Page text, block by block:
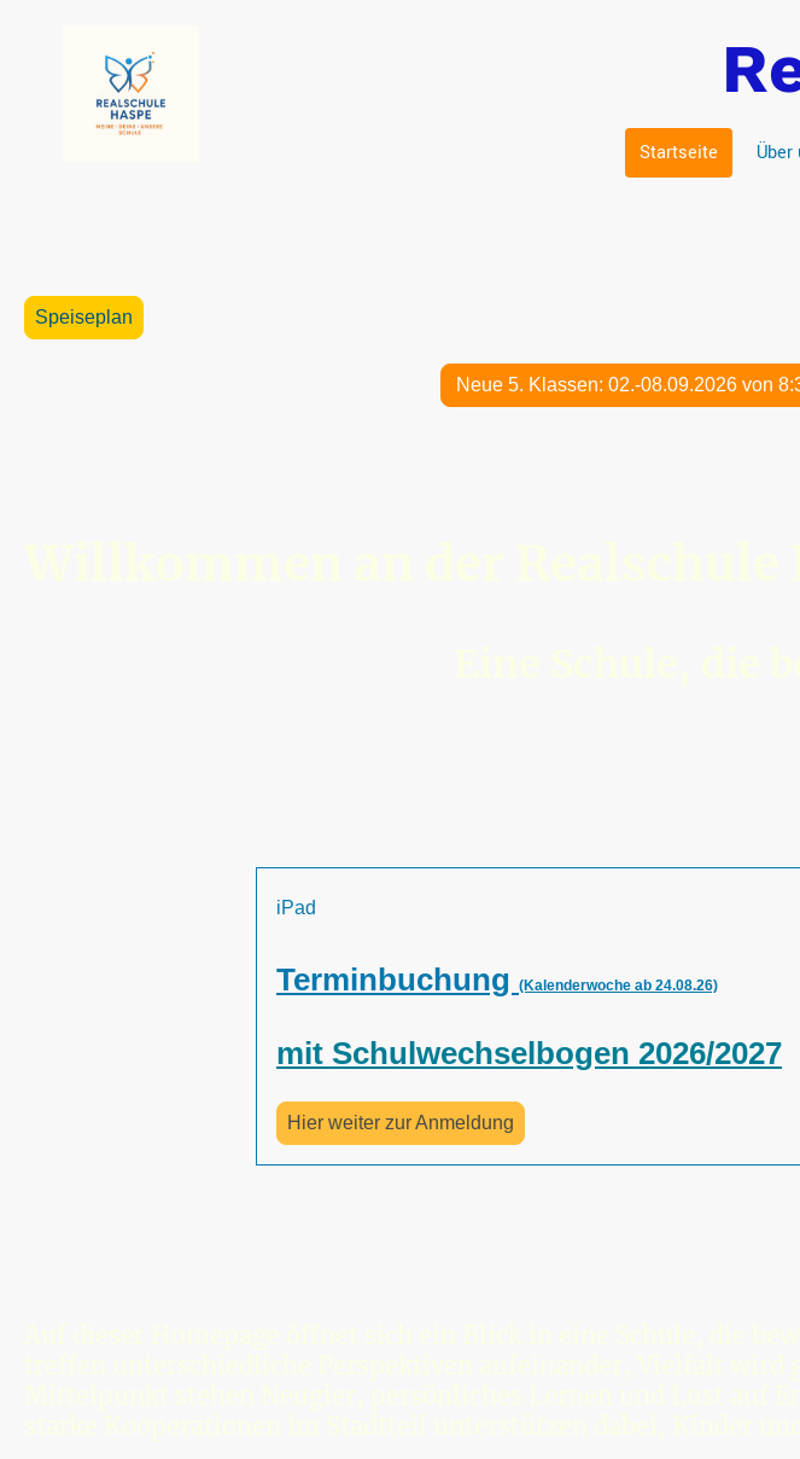
Startseite
Speiseplan
Neue 5. Klassen: 02.-08.09.2026 von
iPad
Terminbuchung (Kalenderwoche ab 24.08.26)
mit Schulwechselbogen 2026/2027
Hier weiter zur Anmeldung